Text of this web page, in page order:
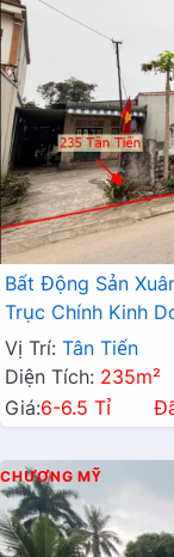
Bất Động Sản
Trục Chính Kinh
Các Cấp
Vị Trí: Tân Tiến
Diện Tích: 235m²
Giá:6-6.5 Tỉ
CHƯƠNG MỸ